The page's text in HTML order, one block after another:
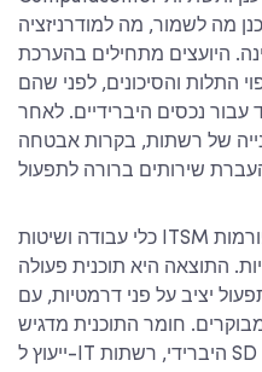
מה לשמור, מה למודרניזציה
היועצים מתחילים בהערכת
התלות והסיכונים, לפני שהם
עבור נכסים היברידיים. לאחר
של רשתות, בקרות אבטחה
כלי עבודה ושיטות ITSM מוגדרים כדי לשמור על פלטפורמות
התוצאה היא תוכנית פעולה
יציב על פני דרמטיות, עם
חומר התוכנית מדגיש
ייעוץ ל-IT היברידי, רשתות SD ואבטחת תשתית לצד פריסה